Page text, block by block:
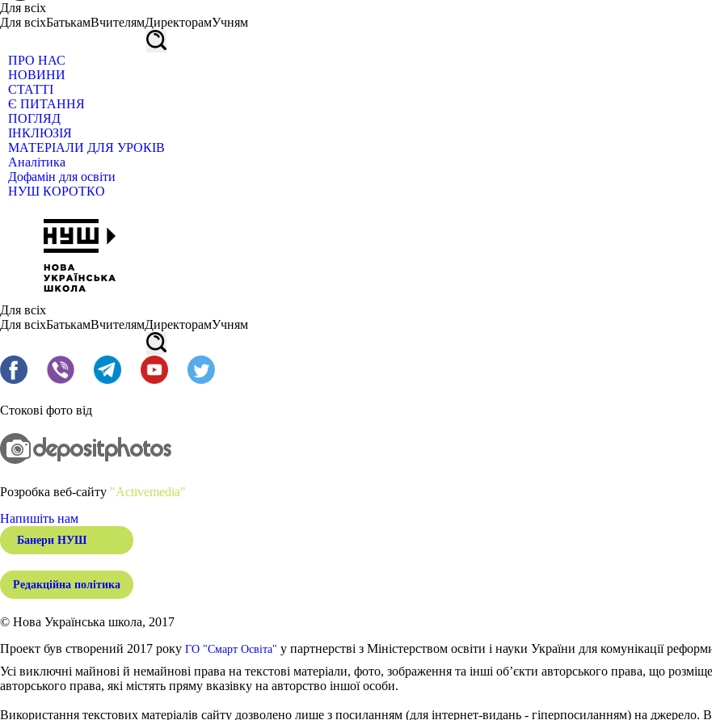
Для всіх
Для всіхБатькамВчителямДиректорамУчням
ПРО НАС
НОВИНИ
СТАТТІ
Є ПИТАННЯ
ПОГЛЯД
ІНКЛЮЗІЯ
МАТЕРІАЛИ ДЛЯ УРОКІВ
Аналітика
Дофамін для освіти
НУШ КОРОТКО
Для всіх
Для всіхБатькамВчителямДиректорамУчням
Стокові фото від
Розробка веб-сайту "Activemedia"
Напишіть нам
Банери НУШ
Редакційна політика
© Нова Українська школа, 2017
Проект був створений 2017 року ГО "Смарт Освіта" у партнерстві з Міністерством освіти і науки України для комунікації
Усі виключні майнові й немайнові права на текстові матеріали, фото, зображення та інші об’єкти авторського права, що
авторського права, які містять пряму вказівку на авторство іншої особи.
Використання текстових матеріалів сайту дозволено лише з посиланням (для інтернет-видань - гіперпосиланням) на